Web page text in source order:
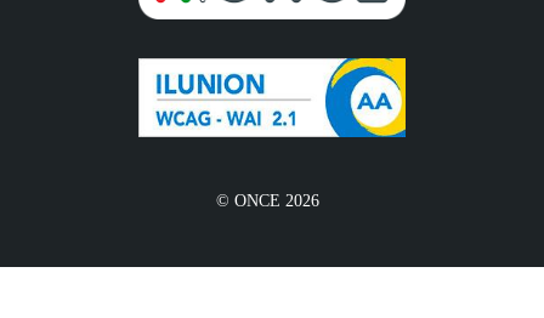
© ONCE 2026